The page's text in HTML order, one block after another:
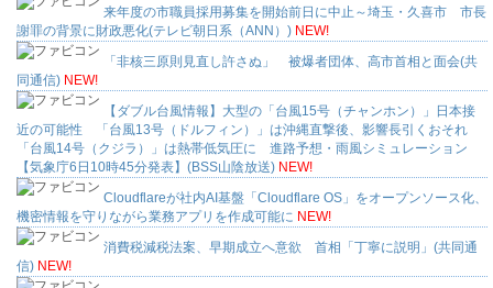
来年度の市職員採用募集を開始前日に中止～埼玉・久喜市 市長
謝罪の背景に財政悪化(テレビ朝日系（ANN）) NEW!
「非核三原則見直し許さぬ」 被爆者団体、高市首相と面会(共
同通信) NEW!
【ダブル台風情報】大型の「台風15号（チャンホン）」日本接
近の可能性 「台風13号（ドルフィン）」は沖縄直撃後、影響長引くおそれ
「台風14号（クジラ）」は熱帯低気圧に 進路予想・雨風シミュレーション
【気象庁6日10時45分発表】(BSS山陰放送) NEW!
Cloudflareが社内AI基盤「Cloudflare OS」をオープンソース化、
機密情報を守りながら業務アプリを作成可能に NEW!
消費税減税法案、早期成立へ意欲 首相「丁寧に説明」(共同通
信) NEW!